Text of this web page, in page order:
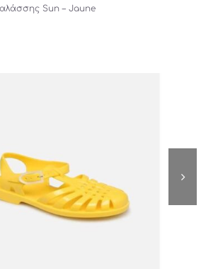
Sun – Jaune